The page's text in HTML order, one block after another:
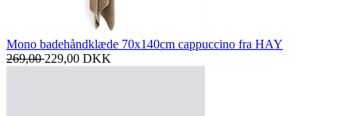
Mono badehåndklæde 70x140cm cappuccino fra HAY
269,00229,00 DKK